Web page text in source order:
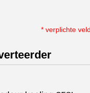
* verplichte